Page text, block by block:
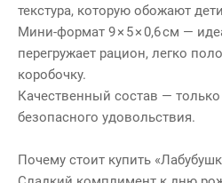
текстура, которую обожают
Мини‑формат 9 × 5 × 0,6 см —
перегружает рацион, легко
коробочку.
Качественный состав —
безопасного удовольствия.
Почему стоит купить